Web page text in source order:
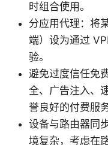
时组合使用。
分应用代理：将
端）设为通过
验。
避免过度信任免
全、广告注入、
誉良好的付费服务
设备与路由器同
境复杂，考虑在